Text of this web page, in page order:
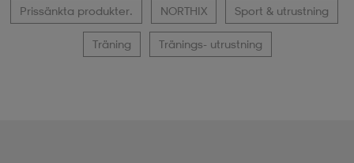
Prissänkta produkter. NORTHIX Sport & utrustning
Träning Tränings- utrustning